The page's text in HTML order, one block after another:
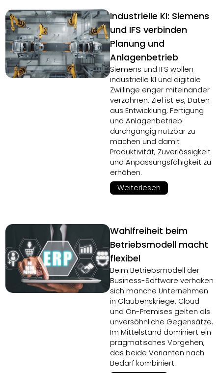
Industrielle KI: Siemens
und IFS verbinden
Planung und
Anlagenbetrieb
Siemens und IFS wollen
industrielle KI und digitale
Zwillinge enger miteinander
verzahnen. Ziel ist es, Daten
aus Entwicklung, Fertigung
und Anlagenbetrieb
durchgängig nutzbar zu
machen und damit
Produktivität, Zuverlässigkeit
und Anpassungsfähigkeit zu
erhöhen.
Weiterlesen
Wahlfreiheit beim
Betriebsmodell macht
flexibel
Beim Betriebsmodell der
Business-Software verhaken
sich manche Unternehmen
in Glaubenskriege. Cloud
und On-Premises gelten als
unversöhnliche Gegensätze.
Im Mittelstand dominiert ein
pragmatisches Vorgehen,
das beide Varianten nach
Bedarf kombiniert.